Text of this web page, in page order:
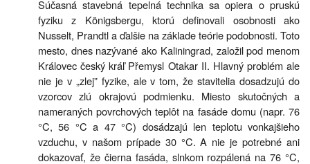
Súčasná stavebná tepelná technika sa opiera o pruskú
fyziku z Königsbergu, ktorú definovali osobnosti ako
Nusselt, Prandtl a ďalšie na základe teórie podobnosti. Toto
mesto, dnes nazývané ako Kaliningrad, založil pod menom
Královec český kráľ Přemysl Otakar II. Hlavný problém ale
nie je v „zlej” fyzike, ale v tom, že stavitelia dosadzujú do
vzorcov zlú okrajovú podmienku. Miesto skutočných a
nameraných povrchových teplôt na fasáde domu (napr. 76
°C, 56 °C a 47 °C) dosádzajú len teplotu vonkajšieho
vzduchu, v našom prípade 30 °C. A nie je potrebné ani
dokazovať, že čierna fasáda, slnkom rozpálená na 76 °C,